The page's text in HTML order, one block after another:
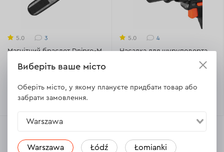
5.0 3
Магнітний браслет Dnipro-M
44.50 Zł
5.0 4
Насадка для шуруповерта
Немає в наявності
Виберіть ваше місто
Оберіть місто, у якому плануєте придбати товар або
забрати замовлення.
Warszawa
Warszawa Łódź Łomianki